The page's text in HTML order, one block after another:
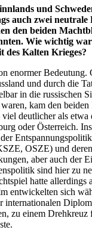
und
auch zwei neutrale
den beiden
Wie wichtig
des Kalten Krieges?
enormer Bedeutung.
und durch die
in die russischen
kam den beiden
deutlicher als etwa
oder Österreich.
OSZE) und
aber auch der
sind hier zu
hatte allerdings
entwickelten sich
internationalen
zu einem Drehkreuz